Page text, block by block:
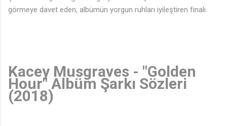
görmeye davet eden, albümün yorgun ruhları iyileştiren finali.
Kacey Musgraves - "Golden
Hour" Albüm Şarkı Sözleri
(2018)